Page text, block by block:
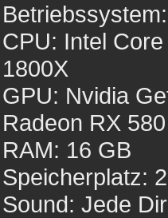
CPU: Intel
1800X
GPU: Nvidia
Radeon RX 580
RAM: 16 GB
Speicherplatz:
Sound: Jede